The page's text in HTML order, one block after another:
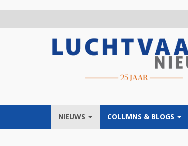
NIEUWS COLUMNS & BLOGS